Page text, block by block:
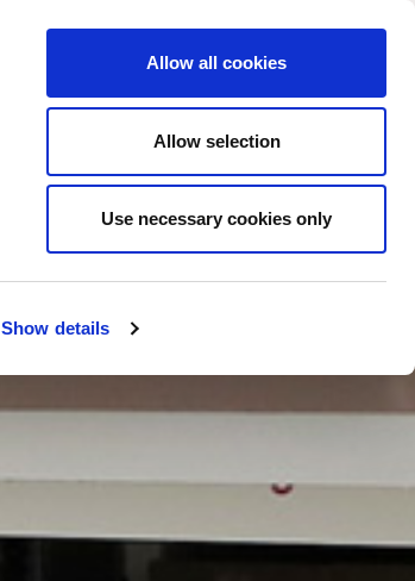
Show details
Allow all cookies
Allow selection
Use necessary cookies only
MAI MULTE